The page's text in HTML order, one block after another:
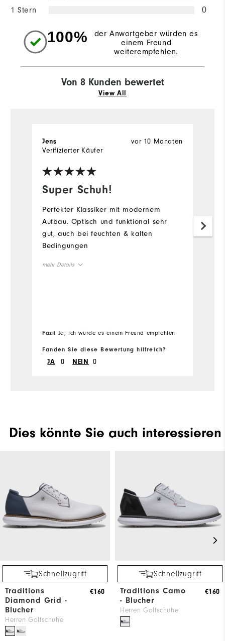
1 Stern 0
100%
der Anwortgeber würden es
einem Freund
weiterempfehlen.
Von 8 Kunden bewertet
View All
Super Schuh!
vor 10 Monaten
Jens
Verifizierter Käufer
Perfekter Klassiker mit modernem
Aufbau. Optisch und funktional sehr
gut, auch bei feuchten & kalten
Bedingungen
mehr Details
Fazit Ja, ich würde es einem Freund empfehlen
Fanden Sie diese Bewertung hilfreich?
JA 0 NEIN 0
Dies könnte Sie auch interessieren
Schnellzugriff
Traditions
Diamond Grid -
Blucher
Herren Golfschuhe
€160
Schnellzugriff
Traditions Camo
- Blucher
Herren Golfschuhe
€160